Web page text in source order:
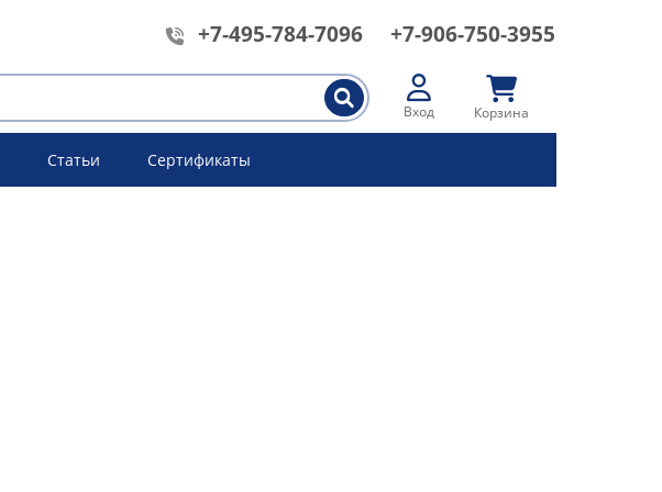
+7-495-784-7096 +7-906-750-3955
Вход Корзина
Статьи Сертификаты